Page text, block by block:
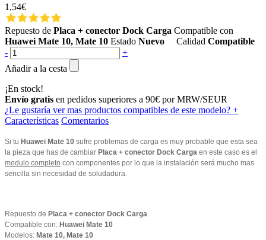
1,54€
Repuesto de Placa + conector Dock Carga Compatible con
Huawei Mate 10, Mate 10 Estado Nuevo Calidad Compatible
-
+
Añadir a la cesta
¡En stock!
Envío gratis en pedidos superiores a 90€ por MRW/SEUR
¿Le gustaría ver mas productos compatibles de este modelo? +
Características Comentarios
Si tu Huawei Mate 10 sufre problemas de carga es muy probable que esta sea
la pieza que has de cambiar Placa + conector Dock Carga en este caso es el
modulo completo con componentes por lo que la instalación será mucho mas
sencilla sin necesidad de soludadura.
Repuesto de Placa + conector Dock Carga
Compatible con: Huawei Mate 10
Modelos: Mate 10, Mate 10